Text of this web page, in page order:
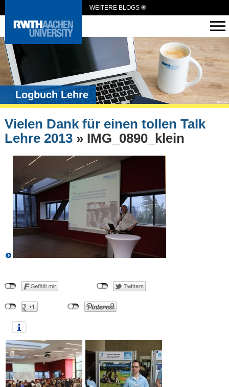
WEITERE BLOGS
Logbuch Lehre
Vielen Dank für einen tollen Talk
Lehre 2013» IMG_0890_klein